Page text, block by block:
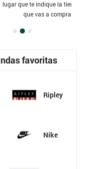
te indique la tienda en la
que vas a comprar.
favoritas
Ripley
Nike